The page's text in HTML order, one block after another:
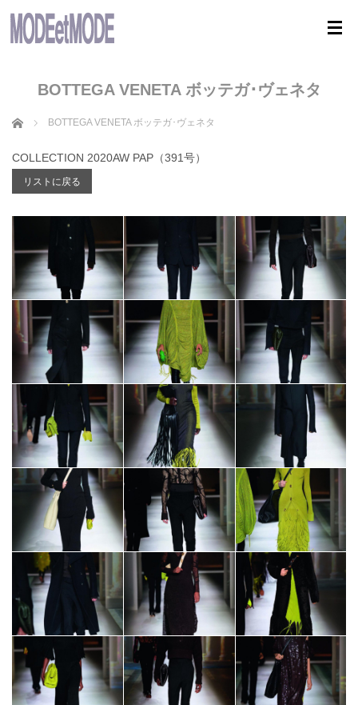
BOTTEGA VENETA ボッテガ･ヴェネタ
ホーム BOTTEGA VENETA ボッテガ･ヴェネタ
COLLECTION 2020AW PAP（391号）
リストに戻る